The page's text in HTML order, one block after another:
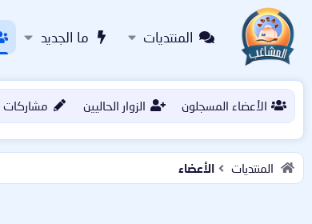
المنتديات ما الجديد
الأعضاء المسجلون الزوار الحاليين مشاركات
المنتديات الأعضاء